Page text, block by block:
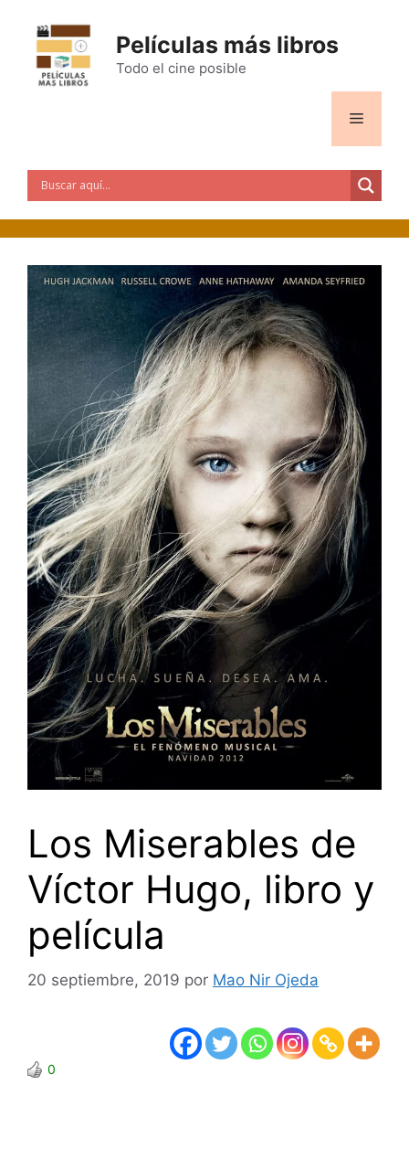
contenido
Películas más libros
Todo el cine posible
Menú
Los Miserables de
Víctor Hugo, libro y
película
20 septiembre, 2019 por Mao Nir Ojeda
0